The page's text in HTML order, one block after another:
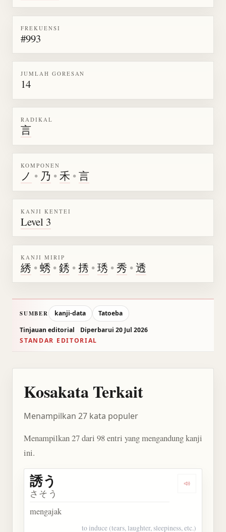
FREKUENSI
#993
JUMLAH GORESAN
14
RADIKAL
言
KOMPONEN
ノ • 乃 •禾 •言
KANJI KENTEI
Level 3
KANJI MIRIP
綉 •蜏 •銹 • 𢭆 •琇 •秀 •透
SUMBER kanji-data
Tatoeba
Tinjauan editorial
Diperbarui 20 Jul 2026
STANDAR EDITORIAL
Kosakata Terkait
Menampilkan 27 kata populer
Menampilkan 27 dari 98 entri yang mengandung kanji
ini.
Dengarkan
誘う
さそう
mengajak
to induce (tears, laughter, sleepiness, etc.)